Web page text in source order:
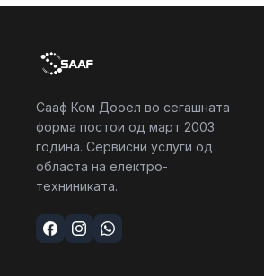
Сааф Ком Дооел во сегашната
форма постои од март 2003
година. Сервисни услуги од
областа на електро-
техниниката.